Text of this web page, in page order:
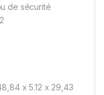
de sécurité
x 5.12 x 29,43